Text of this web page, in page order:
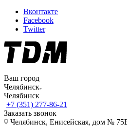
Вконтакте
Facebook
Twitter
Ваш город
Челябинск
Челябинск
+7 (351) 277-86-21
Заказать звонок
Челябинск, Енисейская, дом №